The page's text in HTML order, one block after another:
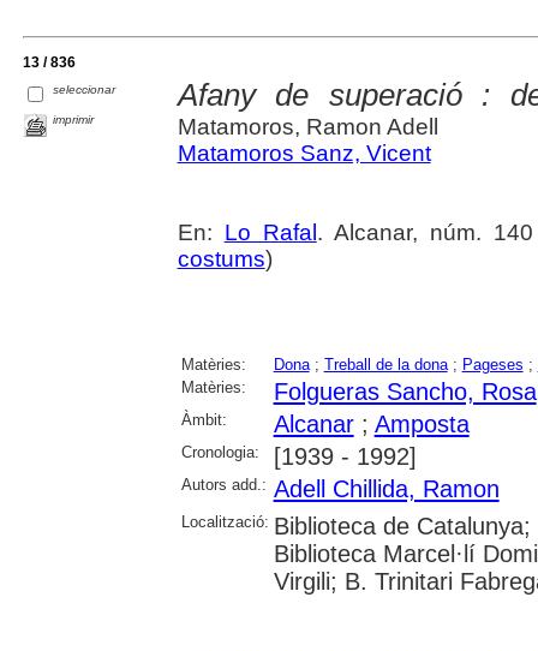
13 / 836
seleccionar
imprimir
Afany de superació :
Matamoros, Ramon Adell
Matamoros Sanz, Vicent
En: Lo Rafal . Alcanar, núm.
costums)
Matèries: Dona; Treball de la dona; Pageses ;
Matèries:
Folgueras Sancho, Rosa
Àmbit: Alcanar; Amposta
Cronologia: [1939 - 1992]
Autors add.: Adell Chillida, Ramon
Localització: Biblioteca de
Biblioteca Marcel·lí
Virgili; B. Trinitari